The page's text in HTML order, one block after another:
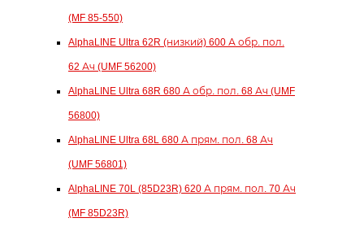
(MF 85-550)
AlphaLINE Ultra 62R (низкий) 600 А обр. пол.
62 Ач (UMF 56200)
AlphaLINE Ultra 68R 680 А обр. пол. 68 Ач (UMF
56800)
AlphaLINE Ultra 68L 680 А прям. пол. 68 Ач
(UMF 56801)
AlphaLINE 70L (85D23R) 620 А прям. пол. 70 Ач
(MF 85D23R)